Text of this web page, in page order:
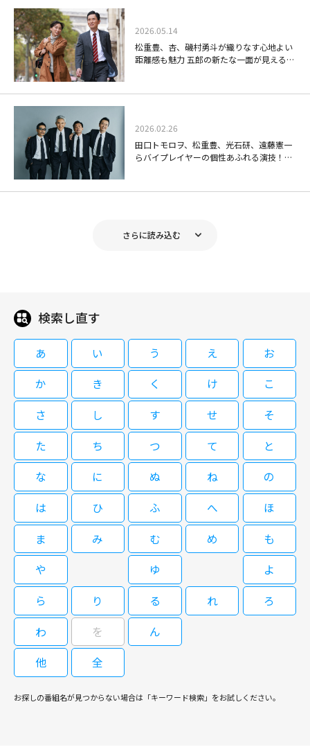
太／濱田岳／正名僕蔵／吉田羊／田
中要次／勝矢／松重豊／八嶋智人／
小日向文世／角野卓造 ほか
08/16(日)11:36～12:23
HERO(2014年)（全11話） 第10話
「最終章突入 暴かれる真実の代
償・・・城西支部最後の事件」 ＜出
／濱田岳／正名僕蔵／吉田羊／田中
杉本哲太／濱田岳／正名僕蔵／吉田
羊／田中要次／勝矢／松重豊／八嶋
智人／小日向文世／角野卓造 ほか
08/16(日)13:21～14:30
閉じる
余命のことは誰にも告げずに「娘と過ごす最後の夏」を精一杯生きる物語。
明日香（天海祐希）は設計事務所に勤める一級建築士。彼女にはかつて育児
に疲れ、娘と夫・聡（佐々木蔵之介）を置いて家を出たという過去があっ
た。それでも娘・歩（福田麻由子）が6歳になるまでは年に一度誕生日に会
っていたが、ここ2年は、プレゼントだけを一方的に送りつけるというひど
い母親だった。そんな明日香が、36歳のある日、ガンで余命３ヶ月と宣告
される。彼女は迷った末、歩の９歳の誕生日に会いに出かける。しかし、そ
美）がいた…。
ラストプレゼント 娘と生きる最後の
08/26(水)12:05～13:00
かつて家庭を捨て、一人で生きる道を選んだ女性が余命3ヶ月を宣告され、
余命のことは誰にも告げずに「娘と過ごす最後の夏」を精一杯生きる物語。
っていたが、ここ2年は、プレゼントだけを一方的に送りつけるというひど
ラストプレゼント 娘と生きる最後の
08/31(月)10:50～13:00
かつて家庭を捨て、一人で生きる道を選んだ女性が余命3ヶ月を宣告され、
余命のことは誰にも告げずに「娘と過ごす最後の夏」を精一杯生きる物語。
明日香（天海祐希）は設計事務所に勤める一級建築士。彼女にはかつて育児
に疲れ、娘と夫・聡（佐々木蔵之介）を置いて家を出たという過去があっ
た。それでも娘・歩（福田麻由子）が6歳になるまでは年に一度誕生日に会
っていたが、ここ2年は、プレゼントだけを一方的に送りつけるというひど
い母親だった。そんな明日香が、36歳のある日、ガンで余命３ヶ月と宣告
される。彼女は迷った末、歩の９歳の誕生日に会いに出かける。しかし、そ
こには聡の再婚相手で、新しい母親になろうとしている百瀬有里（永作博
美）がいた…。
閉じる
08/20(木)22:55～00:40
豊、戸田恵子、津川雅彦。 離婚をはじめとするさまざまな家事事件を通し
て数多くの人間ドラマを目の当たりにし、人としても一回り成長した弁護
士・間宮貴子（天海祐希）。メディアにもしばしば登場し、今や売れっ子弁
護士として活躍する彼女のもとに、今日もまた新たな依頼者が訪ねてくるの
だった・・・。
離婚弁護士Ⅱ～ハンサム ウーマン～
08/24(月)22:55～00:40
士・間宮貴子（天海祐希）。メディアにもしばしば登場し、今や売れっ子弁
だった・・・。
#8,9
08/25(火)22:55～00:40
天海祐希主演のリーガルドラマの続編。敏腕弁護士の活躍と恋を描く。出演
はほかに瀬戸朝香、玉山鉄二、佐々木蔵之介、片瀬那奈、宇梶剛士、松重
豊、戸田恵子、津川雅彦。 離婚をはじめとするさまざまな家事事件を通し
て数多くの人間ドラマを目の当たりにし、人としても一回り成長した弁護
士・間宮貴子（天海祐希）。メディアにもしばしば登場し、今や売れっ子弁
護士として活躍する彼女のもとに、今日もまた新たな依頼者が訪ねてくるの
だった・・・。
離婚弁護士Ⅱ～ハンサム ウーマン～
（終） #10,11
天海祐希主演のリーガルドラマの続編。敏腕弁護士の活躍と恋を描く。出演
はほかに瀬戸朝香、玉山鉄二、佐々木蔵之介、片瀬那奈、宇梶剛士、松重
豊、戸田恵子、津川雅彦。 離婚をはじめとするさまざまな家事事件を通し
て数多くの人間ドラマを目の当たりにし、人としても一回り成長した弁護
士・間宮貴子（天海祐希）。メディアにもしばしば登場し、今や売れっ子弁
護士として活躍する彼女のもとに、今日もまた新たな依頼者が訪ねてくるの
阿部寛主演のリーガルドラマ。極貧状態の弁護士事務所を営む弁護士と事務
所のメンバーたちが難事件に挑む。出演はほかに須藤理彩、今井翼、浅野ゆ
う子。 子どもの頃から弁護士に憧れていた銀行員・石田良子（須藤理彩）
は、不良債権を取り立てる調査課へ異動となる。そんなある日、事務所開設
資金を返済していない弁護士・有働和明（阿部寛）のもとを訪ねるが、そこ
は１Kのアパートで、有働は良子の話に「金がない！」と即座に言い切る。
自分が今まで想像していた弁護士像とは正反対の有働に戸惑う良子だった
が・・・。
08/30(日)01:45～06:00
阿部寛主演のリーガルドラマ。極貧状態の弁護士事務所を営む弁護士と事務
所のメンバーたちが難事件に挑む。出演はほかに須藤理彩、今井翼、浅野ゆ
資金を返済していない弁護士・有働和明（阿部寛）のもとを訪ねるが、そこ
2026.05.14
松重豊、杏、磯村勇斗が織りなす心地よい
距離感も魅力 五郎の新たな一面が見える
2026.02.26
田口トモロヲ、松重豊、光石研、遠藤憲一
らバイプレイヤーの個性あふれる演技！役
映画を作ったら」
さらに読み込む
検索し直す
あ い う え
お
か
き く け
こ
さ
し す せ
そ
た
ち つ て
と
な
に ぬ ね
の
は
ひ ふ へ
ほ
ま
み む め
も
や
ゆ
よ
ら
り る れ
ろ
わ
を
ん
他
全
お探しの番組名が見つからない場合は「キーワード検索」をお試しください。